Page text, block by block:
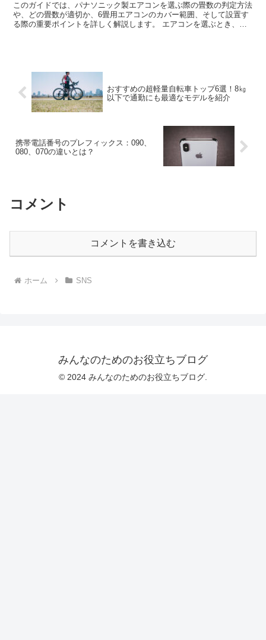
このガイドでは、パナソニック製エアコンを選ぶ際の畳数の判定方法
や、どの畳数が適切か、6畳用エアコンのカバー範囲、そして設置す
る際の重要ポイントを詳しく解説します。 エアコンを選ぶとき、ど
おすすめの超軽量自転車トップ6選！8㎏
以下で通勤にも最適なモデルを紹介
携帯電話番号のプレフィックス：090、
080、070の違いとは？
コメント
コメントを書き込む
ホーム SNS
みんなのためのお役立ちブログ
© 2024 みんなのためのお役立ちブログ.